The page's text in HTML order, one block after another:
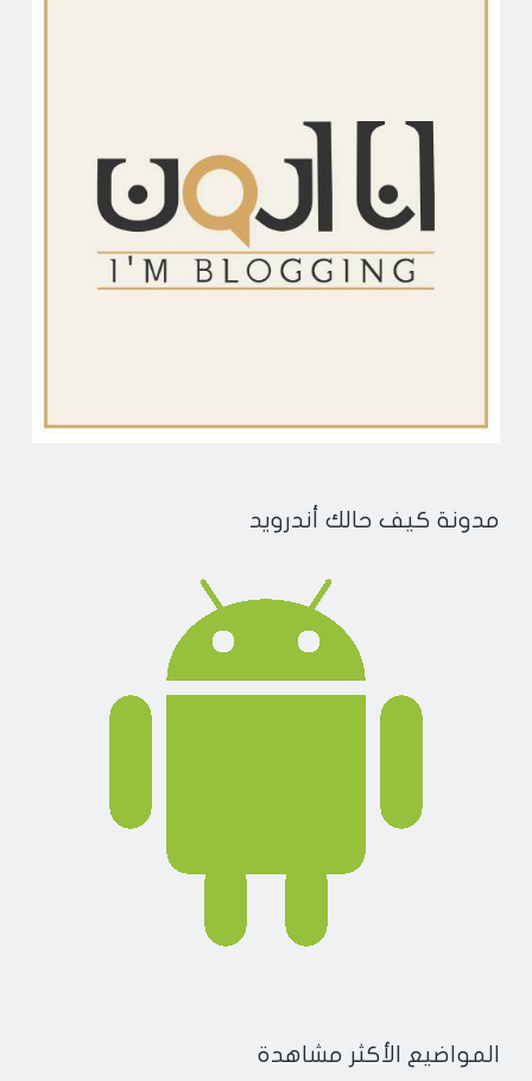
مدونة كيف حالك أندرويد
المواضيع الأكثر مشاهدة